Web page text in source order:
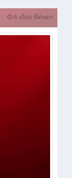
6 เดือน ที่ผ่านมา